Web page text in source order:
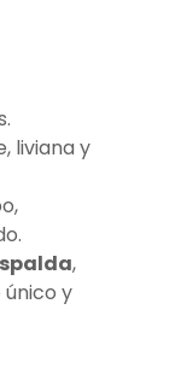
liviana y
,
y